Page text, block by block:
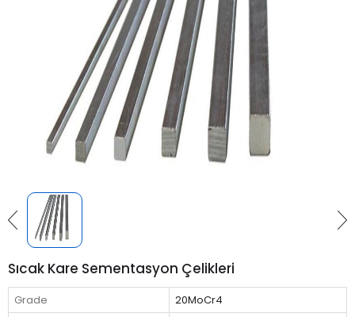
Sıcak Kare Sementasyon Çelikleri
Grade
20MoCr4